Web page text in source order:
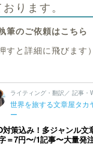
ります。
筆のご依頼はこちら
すと詳細に飛びます）